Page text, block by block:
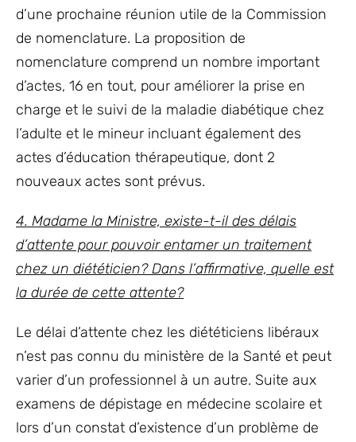
d’une prochaine réunion utile de la Commission
de nomenclature. La proposition de
nomenclature comprend un nombre important
d’actes, 16 en tout, pour améliorer la prise en
charge et le suivi de la maladie diabétique chez
l’adulte et le mineur incluant également des
actes d’éducation thérapeutique, dont 2
nouveaux actes sont prévus.
4. Madame la Ministre, existe-t-il des délais
d’attente pour pouvoir entamer un traitement
chez un diététicien? Dans l’affirmative, quelle est
la durée de cette attente?
Le délai d’attente chez les diététiciens libéraux
n’est pas connu du ministère de la Santé et peut
varier d’un professionnel à un autre. Suite aux
examens de dépistage en médecine scolaire et
lors d’un constat d’existence d’un problème de